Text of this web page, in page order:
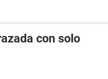
con solo